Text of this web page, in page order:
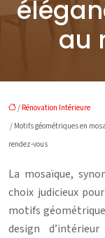
au
/ Rénovation Intérieure
/ Motifs géométriques en
rendez-vous
La mosaïque,
choix judicieux
motifs
design